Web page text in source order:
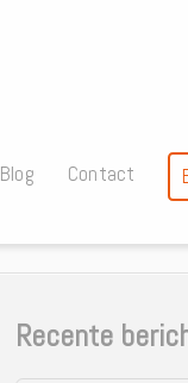
Blog Contact
Recente